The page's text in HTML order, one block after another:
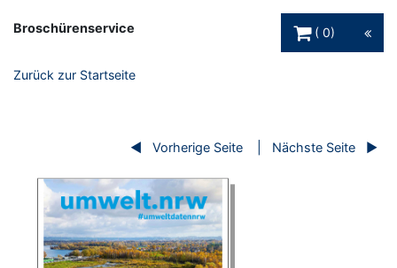
Broschürenservice
0
Zurück zur Startseite
Vorherige Seite Nächste Seite